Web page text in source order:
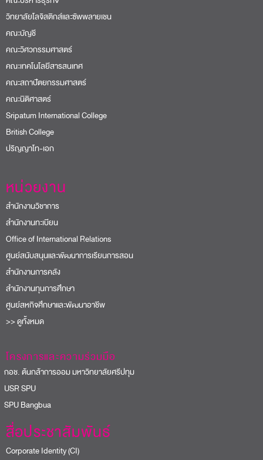
วิทยาลัยโลจิสติกส์และซัพพลายเชน
คณะบัญชี
คณะวิศวกรรมศาสตร์
คณะเทคโนโลยีสารสนเทศ
คณะสถาปัตยกรรมศาสตร์
คณะนิติศาสตร์
Sripatum International College
British College
ปริญญาโท-เอก
หน่วยงาน
สำนักงานวิชาการ
สำนักงานทะเบียน
Office of International Relations
ศูนย์สนับสนุนและพัฒนาการเรียนการสอน
สำนักงานการคลัง
สำนักงานทุนการศึกษา
ศูนย์สหกิจศึกษาและพัฒนาอาชีพ
>> ดูทั้งหมด
โครงการและความร่วมมือ
ช. ต้นกล้าการออม มหาวิทยาลัยศรีปทุม
SPU
Bangbua
สื่อประชาสัมพันธ์
Corporate Identity (CI)